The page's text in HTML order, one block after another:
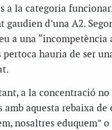
a la categoria
gaudien d’una A2.
a una
hauria de ser
a la concentració
amb aquesta rebaixa
nosaltres eduquem”